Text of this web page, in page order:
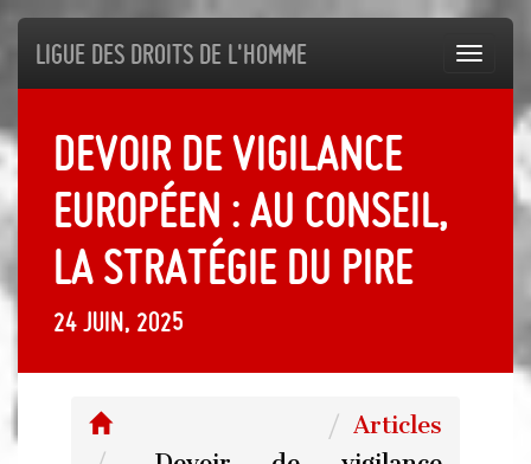
Ligue des droits de l'Homme
Devoir de vigilance
européen : au Conseil,
la stratégie du pire
24 juin, 2025
Articles